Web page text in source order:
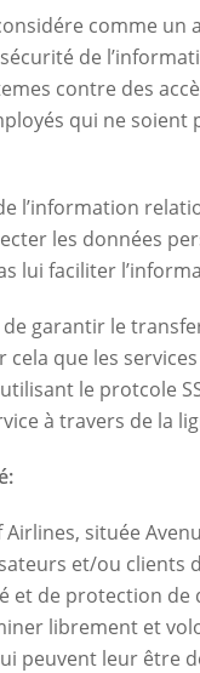
comme un
de
contre des
qui ne soient
l’information
les données
lui faciliter
garantir le
cela que les
le protcole
à travers de la
située
et/ou clients
et de protection de
librement et
peuvent leur être